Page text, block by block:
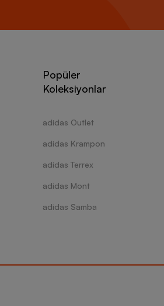
Popüler
Koleksiyonlar
adidas Outlet
adidas Krampon
adidas Terrex
adidas Mont
adidas Samba